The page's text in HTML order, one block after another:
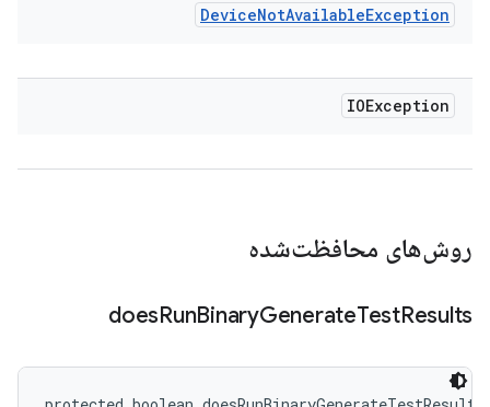
DeviceNotAvailableException
IOException
روش‌های محافظت‌شده
doesRunBinaryGenerateTestResults